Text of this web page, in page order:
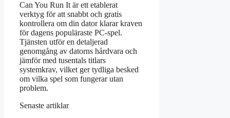
Can You Run It är ett etablerat
verktyg för att snabbt och gratis
kontrollera om din dator klarar kraven
för dagens populäraste PC-spel.
Tjänsten utför en detaljerad
genomgång av datorns hårdvara och
jämför med tusentals titlars
systemkrav, vilket ger tydliga besked
om vilka spel som fungerar utan
problem.
Senaste artiklar